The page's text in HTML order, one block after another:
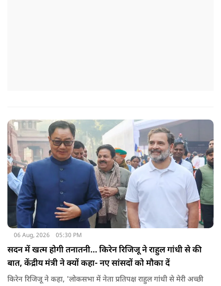
06 Aug, 2026 05:30 PM
सदन में खत्म होगी तनातनी… किरेन रिजिजू ने राहुल गांधी से की
बात, केंद्रीय मंत्री ने क्यों कहा- नए सांसदों को मौका दें
किरेन रिजिजू ने कहा, 'लोकसभा में नेता प्रतिपक्ष राहुल गांधी से मेरी अच्छी